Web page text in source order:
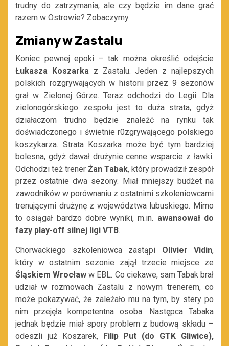
trudny do zatrzymania, ale czy będzie im dane grać
razem w Ostrowie? Zobaczymy.
Zmiany w Zastalu
Koniec pewnej epoki – tak można określić odejście
Łukasza Koszarkaz Zastalu. Jeden z najlepszych
polskich rozgrywających w historii przez 9 sezonów
grał w Zielonej Górze. Teraz odchodzi do Legii. Dla
zielonogórskiego zespołu jest to duża strata, gdyż
działaczom trudno będzie znaleźć na rynku tak
doświadczonego i świetnie r0zgrywającego polskiego
koszykarza. Strata Koszarka może być tym bardziej
bolesna, gdyż dawał drużynie cenne wsparcie z ławki.
Odchodzi też trener Żan Tabak, który prowadził zespół
przez ostatnie dwa sezony. Miał mniejszy budżet na
zawodników w porównaniu z ostatnimi szkoleniowcami
trenującymi drużynę z województwa lubuskiego. Mimo
to osiągał bardzo dobre wyniki, m.in. awansował do
fazy play-off silnej ligi VTB.
Chorwackiego szkoleniowca zastąpi Olivier Vidin,
który w ostatnim sezonie zajął trzecie miejsce ze
Śląskiem Wrocław w EBL. Co ciekawe, sam Tabak brał
udział w rozmowach Zastalu z nowym trenerem, co
może pokazywać, że zależało mu na tym, by stery po
nim przejęła kompetentna osoba. Następca Tabaka
jednak będzie miał spory problem z budową składu –
odeszli już Koszarek,
Filip Put (do GTK Gliwice),